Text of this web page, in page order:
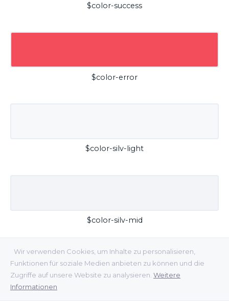
Wir verwenden Cookies, um Inhalte zu personalisieren,
Funktionen für soziale Medien anbieten zu können und die
Zugriffe auf unsere Website zu analysieren. Weitere
Informationen
$color-success
$color-error
$color-silv-light
$color-silv-mid